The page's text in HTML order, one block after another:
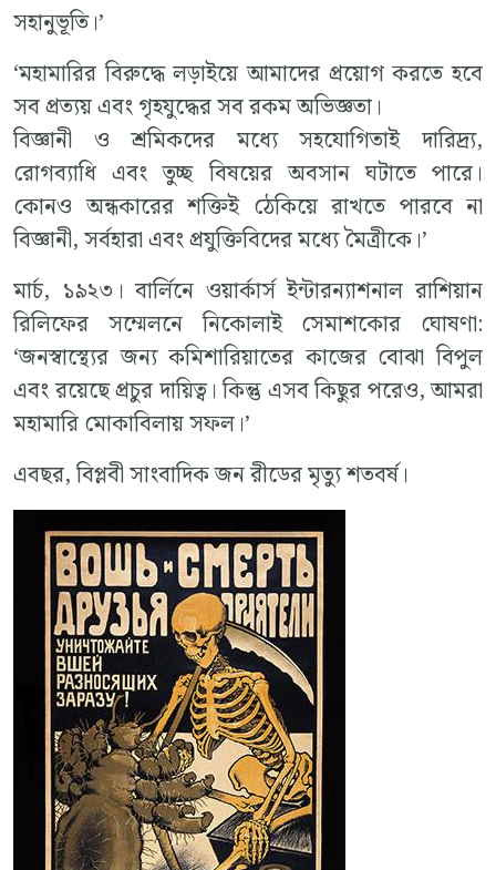
সহানুভূতি।’
‘মহামারির বিরুদ্ধে লড়াইয়ে আমাদের প্রয়োগ করতে হবে
সব প্রত্যয় এবং গৃহযুদ্ধের সব রকম অভিজ্ঞতা।
বিজ্ঞানী ও শ্রমিকদের মধ্যে সহযোগিতাই দারিদ্র্য,
রোগব্যাধি এবং তুচ্ছ বিষয়ের অবসান ঘটাতে পারে।
কোনও অন্ধকারের শক্তিই ঠেকিয়ে রাখতে পারবে না
বিজ্ঞানী, সর্বহারা এবং প্রযুক্তিবিদের মধ্যে মৈত্রীকে।’
মার্চ, ১৯২৩। বার্লিনে ওয়ার্কার্স ইন্টারন্যাশনাল রাশিয়ান
রিলিফের সম্মেলনে নিকোলাই সেমাশকোর ঘোষণা:
‘জনস্বাস্থ্যের জন্য কমিশারিয়াতের কাজের বোঝা বিপুল
এবং রয়েছে প্রচুর দায়িত্ব। কিন্তু এসব কিছুর পরেও, আমরা
মহামারি মোকাবিলায় সফল।’
এবছর, বিপ্লবী সাংবাদিক জন রীডের মৃত্যু শতবর্ষ।